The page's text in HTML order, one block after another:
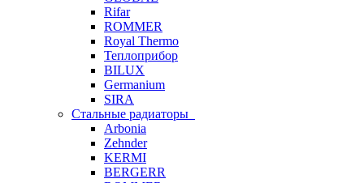
Rifar
ROMMER
Royal Thermo
Теплоприбор
BILUX
Germanium
SIRA
Стальные радиаторы
Arbonia
Zehnder
KERMI
BERGERR